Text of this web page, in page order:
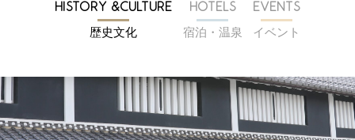
HISTORY &CULTURE
歴史文化
HOTELS
宿泊・温泉
EVENTS
イベント